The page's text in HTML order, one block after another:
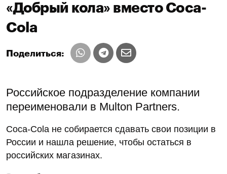
«Добрый кола» вместо Coca-
Cola
Поделиться:
Российское подразделение компании
переименовали в Multon Partners.
Coca-Cola не собирается сдавать свои позиции в
России и нашла решение, чтобы остаться в
российских магазинах.